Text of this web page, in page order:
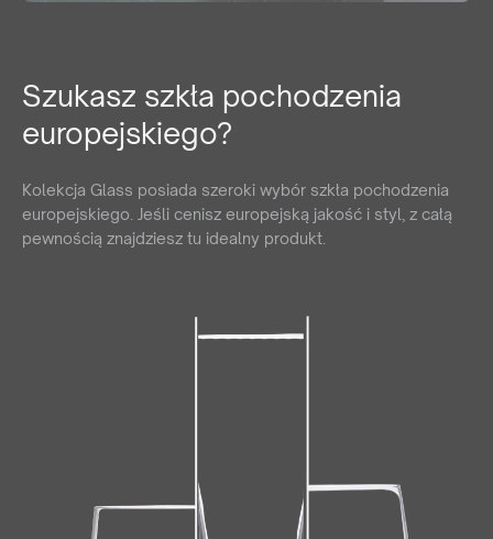
Szukasz szkła pochodzenia
europejskiego?
Kolekcja Glass posiada szeroki wybór szkła pochodzenia
europejskiego. Jeśli cenisz europejską jakość i styl, z całą
pewnością znajdziesz tu idealny produkt.